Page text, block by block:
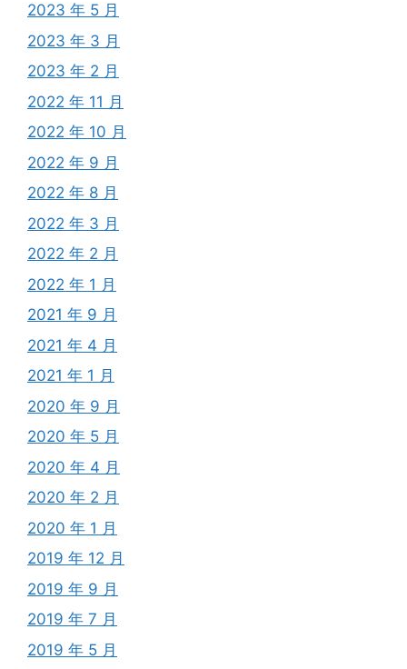
2023 年 5 月
2023 年 3 月
2023 年 2 月
2022 年 11 月
2022 年 10 月
2022 年 9 月
2022 年 8 月
2022 年 3 月
2022 年 2 月
2022 年 1 月
2021 年 9 月
2021 年 4 月
2021 年 1 月
2020 年 9 月
2020 年 5 月
2020 年 4 月
2020 年 2 月
2020 年 1 月
2019 年 12 月
2019 年 9 月
2019 年 7 月
2019 年 5 月